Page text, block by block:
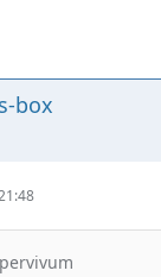
-33px;
box